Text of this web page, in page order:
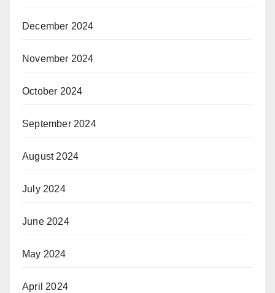
December 2024
November 2024
October 2024
September 2024
August 2024
July 2024
June 2024
May 2024
April 2024